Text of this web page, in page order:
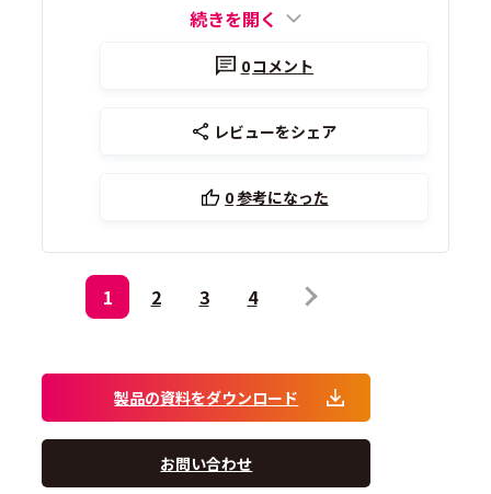
続きを開く
0コメント
レビューをシェア
0参考になった
1 2 3 4
製品の資料をダウンロード
お問い合わせ